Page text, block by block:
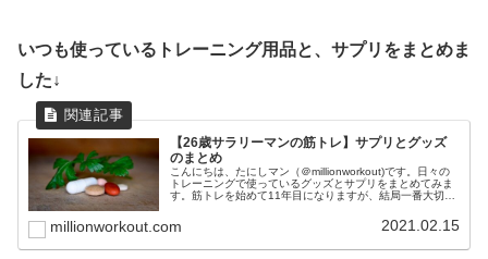
いつも使っているトレーニング用品と、サプリをまとめま
した↓
【26歳サラリーマンの筋トレ】サプリとグッズ
のまとめ
こんにちは、たにしマン（＠millionworkout)です。日々の
トレーニングで使っているグッズとサプリをまとめてみま
す。筋トレを始めて11年目になりますが、結局一番大切な
millionworkout.com 2021.02.15